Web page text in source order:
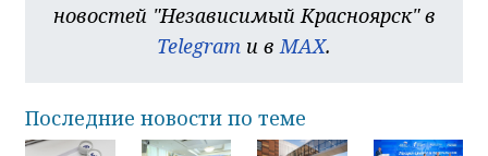
новостей "Независимый Красноярск" в
Telegram и в MAX.
Последние новости по теме